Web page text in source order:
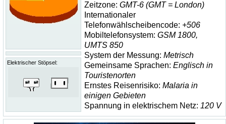
Zeitzone: GMT-6 (GMT = London)
Internationaler
Telefonwählscheibencode: +506
Mobiltelefonsystem: GSM 1800,
UMTS 850
System der Messung: Metrisch
Gemeinsame Sprachen: Englisch in
Touristenorten
Ernstes Reisenrisiko: Malaria in
einigen Gebieten
Spannung in elektrischem Netz: 120 V
Elektrischer Stöpsel: